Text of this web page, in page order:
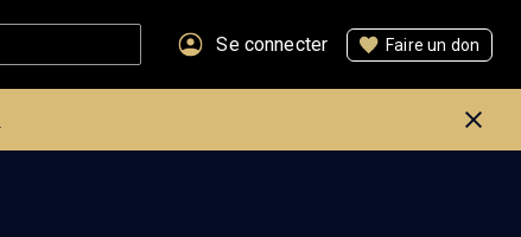
Se connecter Faire un don